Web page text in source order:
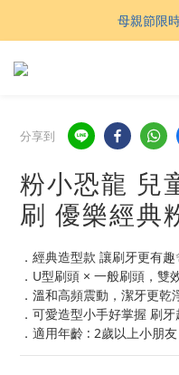
母親節限
母親節限
母親節限
母親節限
分享到
粉小恐龍 兒
刷 優樂經典
．經典造型款 讓刷牙更有趣
．U型刷頭 × 一般刷頭，雙
．溫和高頻震動，潔牙更乾
．可愛造型小手好掌握 刷
．適用年齡 : 2歲以上小朋友